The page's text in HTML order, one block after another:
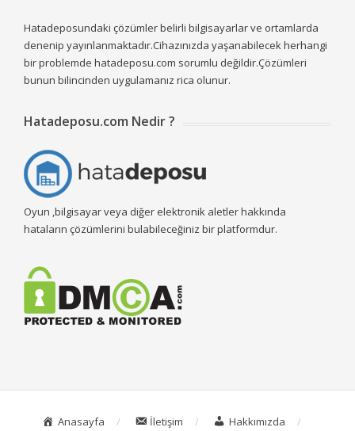
Hatadeposundaki çözümler belirli bilgisayarlar ve ortamlarda
denenip yayınlanmaktadır.Cihazınızda yaşanabilecek herhangi
bir problemde hatadeposu.com sorumlu değildir.Çözümleri
bunun bilincinden uygulamanız rica olunur.
Hatadeposu.com Nedir ?
Oyun ,bilgisayar veya diğer elektronik aletler hakkında
hataların çözümlerini bulabileceğiniz bir platformdur.
Anasayfa İletişim Hakkımızda